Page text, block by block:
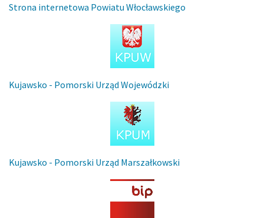
Strona internetowa Powiatu Włocławskiego
Kujawsko - Pomorski Urząd Wojewódzki
Kujawsko - Pomorski Urząd Marszałkowski